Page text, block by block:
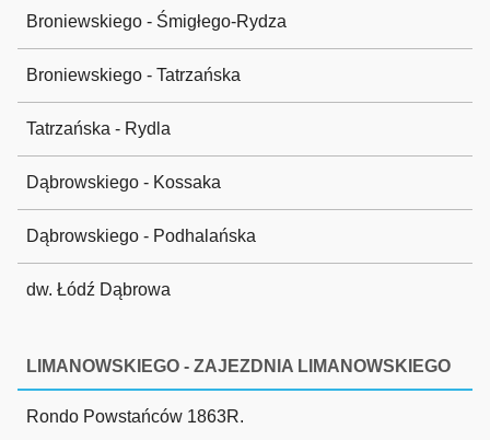
Broniewskiego - Śmigłego-Rydza
Broniewskiego - Tatrzańska
Tatrzańska - Rydla
Dąbrowskiego - Kossaka
Dąbrowskiego - Podhalańska
dw. Łódź Dąbrowa
LIMANOWSKIEGO - ZAJEZDNIA LIMANOWSKIEGO
Rondo Powstańców 1863R.